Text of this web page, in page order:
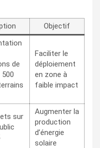
Objectif
de
Faciliter le
déploiement
en zone à
faible impact
sur
Augmenter la
production
d’énergie
solaire